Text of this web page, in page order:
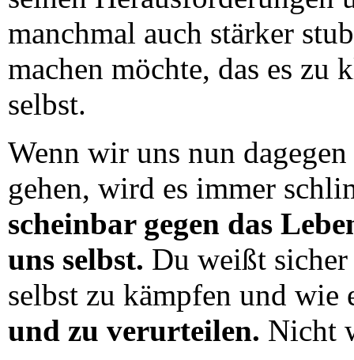
manchmal auch stärker
machen möchte, das es
selbst.
Wenn wir uns nun
gehen, wird es immer
scheinbar gegen das
uns selbst. Du weißt
selbst zu kämpfen und wie
und zu verurteilen. Nicht